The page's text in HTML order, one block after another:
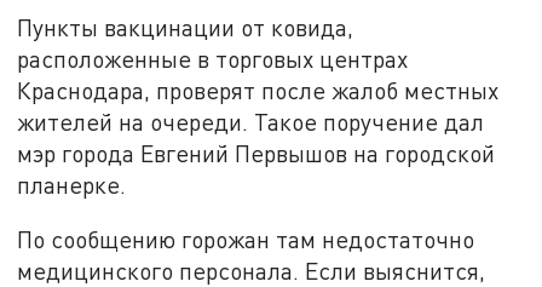
Пункты вакцинации от ковида,
расположенные в торговых центрах
Краснодара, проверят после жалоб местных
жителей на очереди. Такое поручение дал
мэр города Евгений Первышов на городской
планерке.
По сообщению горожан там недостаточно
медицинского персонала. Если выяснится,